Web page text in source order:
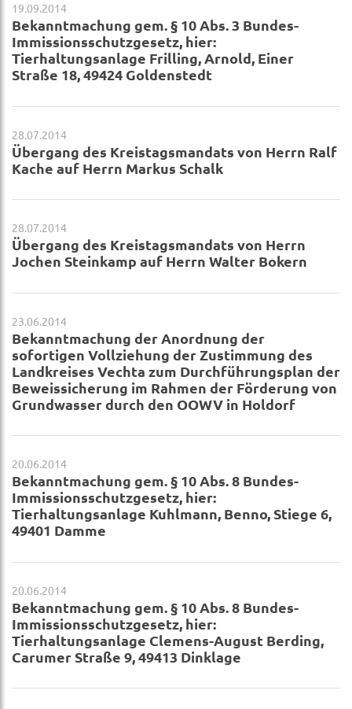
19.09.2014
Bekanntmachung gem. § 10 Abs. 3 Bundes-
Immissionsschutzgesetz, hier:
Tierhaltungsanlage Frilling, Arnold, Einer
Straße 18, 49424 Goldenstedt
28.07.2014
Übergang des Kreistagsmandats von Herrn Ralf
Kache auf Herrn Markus Schalk
28.07.2014
Übergang des Kreistagsmandats von Herrn
Jochen Steinkamp auf Herrn Walter Bokern
23.06.2014
Bekanntmachung der Anordnung der
sofortigen Vollziehung der Zustimmung des
Landkreises Vechta zum Durchführungsplan der
Beweissicherung im Rahmen der Förderung von
Grundwasser durch den OOWV in Holdorf
20.06.2014
Bekanntmachung gem. § 10 Abs. 8 Bundes-
Immissionsschutzgesetz, hier:
Tierhaltungsanlage Kuhlmann, Benno, Stiege 6,
49401 Damme
20.06.2014
Bekanntmachung gem. § 10 Abs. 8 Bundes-
Immissionsschutzgesetz, hier:
Tierhaltungsanlage Clemens-August Berding,
Carumer Straße 9, 49413 Dinklage